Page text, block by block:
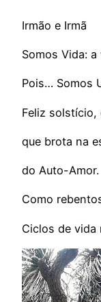
Irmão e Irmã
Somos Vida:
Pois… Somos
Feliz solstício,
que brota na
do Auto-Amor.
Como
Ciclos de vida